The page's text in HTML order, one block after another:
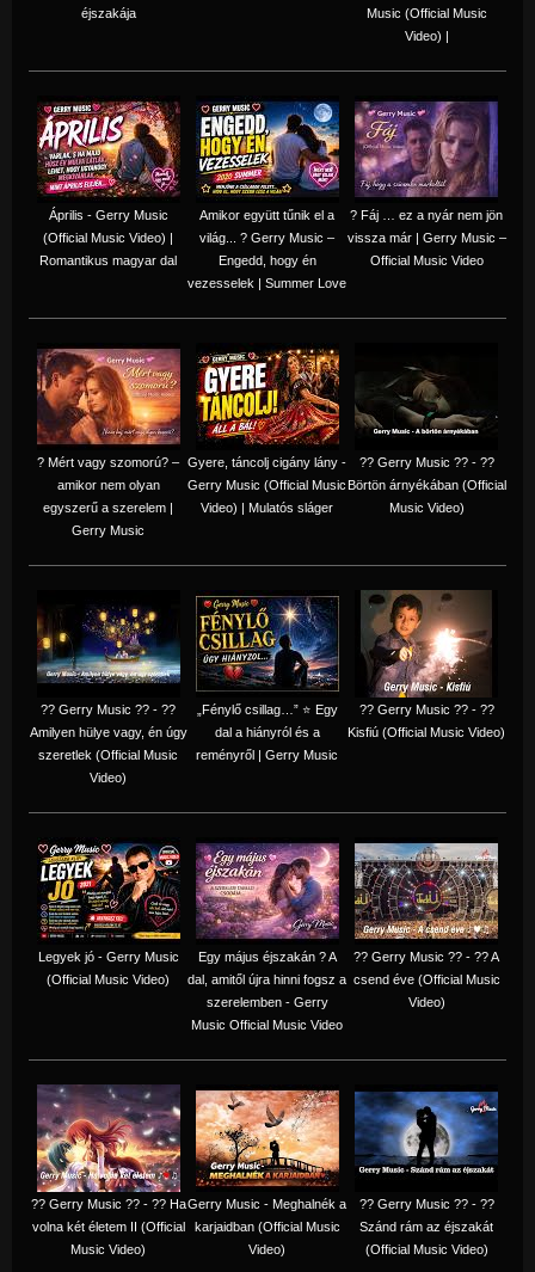
éjszakája
Music (Official Music
Video) |
Április - Gerry Music
(Official Music Video) |
Romantikus magyar dal
Amikor együtt tűnik el a
világ... ? Gerry Music –
Engedd, hogy én
vezesselek | Summer Love
? Fáj … ez a nyár nem jön
vissza már | Gerry Music –
Official Music Video
? Mért vagy szomorú? –
amikor nem olyan
egyszerű a szerelem |
Gerry Music
Gyere, táncolj cigány lány -
Gerry Music (Official Music
Video) | Mulatós sláger
?? Gerry Music ?? - ??
Börtön árnyékában (Official
Music Video)
?? Gerry Music ?? - ??
Amilyen hülye vagy, én úgy
szeretlek (Official Music
Video)
„Fénylő csillag…” ⭐ Egy
dal a hiányról és a
reményről | Gerry Music
?? Gerry Music ?? - ??
Kisfiú (Official Music Video)
Legyek jó - Gerry Music
(Official Music Video)
Egy május éjszakán ? A
dal, amitől újra hinni fogsz a
szerelemben - Gerry
Music Official Music Video
?? Gerry Music ?? - ?? A
csend éve (Official Music
Video)
?? Gerry Music ?? - ?? Ha
volna két életem II (Official
Music Video)
Gerry Music - Meghalnék a
karjaidban (Official Music
Video)
?? Gerry Music ?? - ??
Szánd rám az éjszakát
(Official Music Video)